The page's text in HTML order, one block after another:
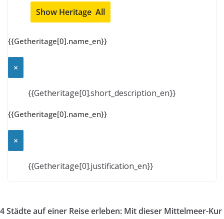
{{Getheritage[0].name_en}}
×
{{Getheritage[0].short_description_en}}
{{Getheritage[0].name_en}}
×
{{Getheritage[0].justification_en}}
4 Städte auf einer Reise erleben: Mit dieser Mittelmeer-Kur